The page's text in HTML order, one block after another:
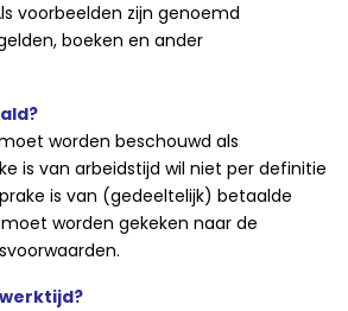
voorbeelden zijn genoemd
boeken en ander
worden beschouwd als
is van arbeidstijd wil niet per definitie
is van (gedeeltelijk) betaalde
worden gekeken naar de